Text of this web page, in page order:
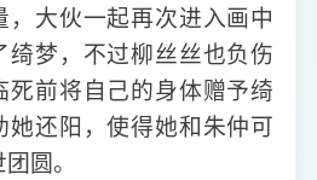
，大伙一起再次进入画中
绮梦，不过柳丝丝也负伤
死前将自己的身体赠予绮
她还阳，使得她和朱仲可
圆。